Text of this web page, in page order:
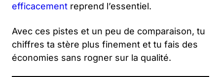
efficacement reprend l’essentiel.
Avec ces pistes et un peu de comparaison, tu
chiffres ta stère plus finement et tu fais des
économies sans rogner sur la qualité.